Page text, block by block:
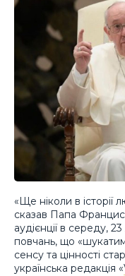
«Ще ніколи в
сказав Папа
аудієнції в середу,
повчань, що
сенсу та цінності
українська редакція «